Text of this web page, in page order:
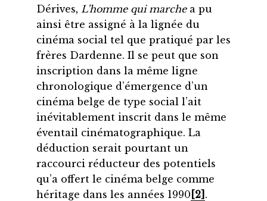
Dérives, L’homme qui marchea pu
ainsi être assigné à la lignée du
cinéma social tel que pratiqué par les
frères Dardenne. Il se peut que son
inscription dans la même ligne
chronologique d’émergence d’un
cinéma belge de type social l’ait
inévitablement inscrit dans le même
éventail cinématographique. La
déduction serait pourtant un
raccourci réducteur des potentiels
qu’a offert le cinéma belge comme
héritage dans les années 1990 [2] .